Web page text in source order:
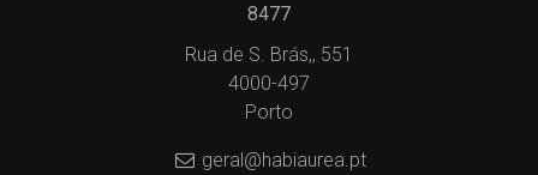
8477
Rua de S. Brás,, 551
4000-497
Porto
geral@habiaurea.pt